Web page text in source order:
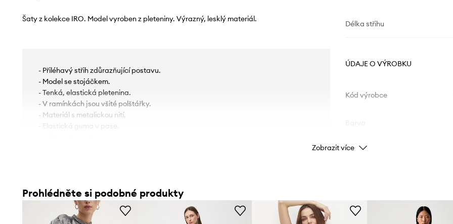
Šaty z kolekce IRO. Model vyroben z pleteniny. Výrazný, lesklý materiál.
- Přiléhavý střih zdůrazňující postavu.
- Model se stojáčkem.
- Tenká, elastická pletenina.
- V ramínkách jsou všité polštářky.
- Materiál s metalickou nití.
- Elastická guma v pase.
Délka střihu
ÚDAJE O VÝROBKU
Kód výrobce
Značka
Zobrazit více
Prohlédněte si podobné produkty